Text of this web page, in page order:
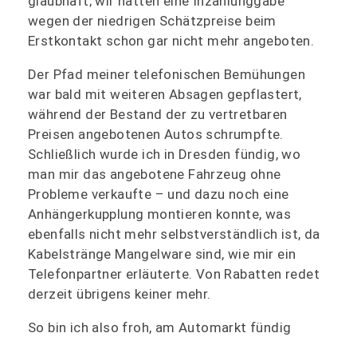
wegen der niedrigen Schätzpreise beim
Erstkontakt schon gar nicht mehr angeboten.
Der Pfad meiner telefonischen Bemühungen
war bald mit weiteren Absagen gepflastert,
während der Bestand der zu vertretbaren
Preisen angebotenen Autos schrumpfte.
Schließlich wurde ich in Dresden fündig, wo
man mir das angebotene Fahrzeug ohne
Probleme verkaufte – und dazu noch eine
Anhängerkupplung montieren konnte, was
ebenfalls nicht mehr selbstverständlich ist, da
Kabelstränge Mangelware sind, wie mir ein
Telefonpartner erläuterte. Von Rabatten redet
derzeit übrigens keiner mehr.
So bin ich also froh, am Automarkt fündig